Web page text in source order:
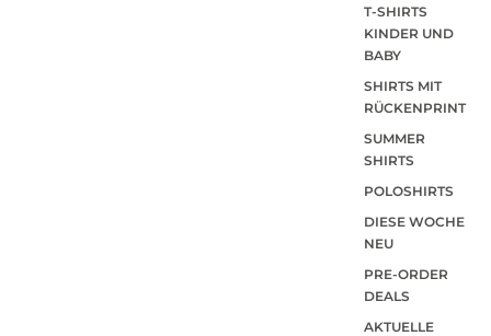
T-SHIRTS
KINDER UND
BABY
SHIRTS MIT
RÜCKENPRINT
SUMMER
SHIRTS
POLOSHIRTS
DIESE WOCHE
NEU
PRE-ORDER
DEALS
AKTUELLE